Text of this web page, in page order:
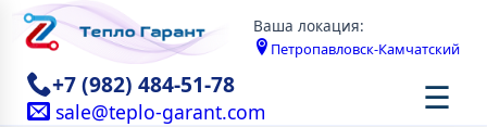
Ваша локация:
Петропавловск-Камчатский
+7 (982) 484-51-78
sale@teplo-garant.com ☰